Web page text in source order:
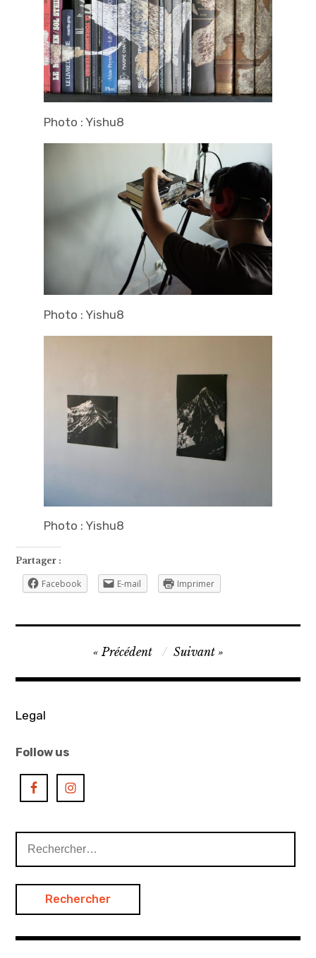
Photo : Yishu8
Photo : Yishu8
Photo : Yishu8
Partager :
Facebook E-mail Imprimer
Navigation
de
Précédent Suivant
Legal
Follow us